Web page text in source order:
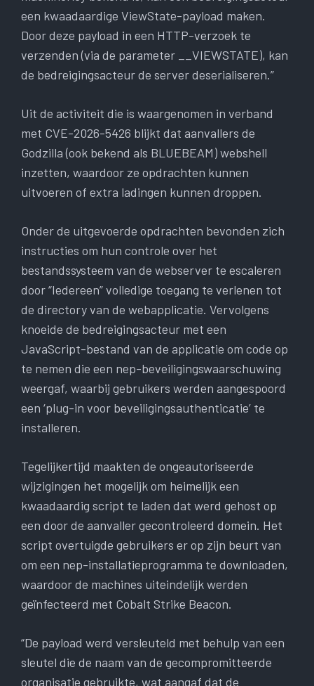
een kwaadaardige ViewState-payload maken.
Door deze payload in een HTTP-verzoek te
verzenden (via de parameter __VIEWSTATE), kan
de bedreigingsacteur de server deserialiseren.”
Uit de activiteit die is waargenomen in verband
met CVE-2026-5426 blijkt dat aanvallers de
Godzilla (ook bekend als BLUEBEAM) webshell
inzetten, waardoor ze opdrachten kunnen
uitvoeren of extra ladingen kunnen droppen.
Onder de uitgevoerde opdrachten bevonden zich
instructies om hun controle over het
bestandssysteem van de webserver te escaleren
door “Iedereen” volledige toegang te verlenen tot
de directory van de webapplicatie. Vervolgens
knoeide de bedreigingsacteur met een
JavaScript-bestand van de applicatie om code op
te nemen die een nep-beveiligingswaarschuwing
weergaf, waarbij gebruikers werden aangespoord
een ‘plug-in voor beveiligingsauthenticatie’ te
installeren.
Tegelijkertijd maakten de ongeautoriseerde
wijzigingen het mogelijk om heimelijk een
kwaadaardig script te laden dat werd gehost op
een door de aanvaller gecontroleerd domein. Het
script overtuigde gebruikers er op zijn beurt van
om een ​​nep-installatieprogramma te downloaden,
waardoor de machines uiteindelijk werden
geïnfecteerd met Cobalt Strike Beacon.
“De payload werd versleuteld met behulp van een
sleutel die de naam van de gecompromitteerde
organisatie gebruikte, wat aangaf dat de